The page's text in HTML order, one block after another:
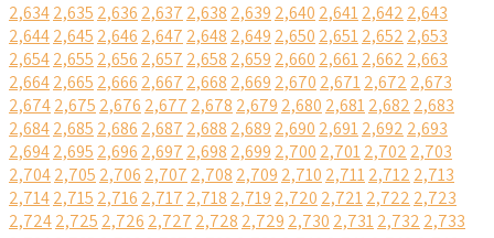
2,6342,635 2,636 2,637 2,638 2,639 2,640 2,6412,642 2,643
2,6442,645 2,646 2,647 2,648 2,649 2,650 2,6512,652 2,653
2,6542,655 2,656 2,657 2,658 2,659 2,660 2,6612,662 2,663
2,6642,665 2,666 2,667 2,668 2,669 2,670 2,6712,672 2,673
2,6742,675 2,676 2,677 2,678 2,679 2,680 2,6812,682 2,683
2,6842,685 2,686 2,687 2,688 2,689 2,690 2,6912,692 2,693
2,6942,695 2,696 2,697 2,698 2,699 2,700 2,7012,702 2,703
2,7042,705 2,706 2,707 2,708 2,709 2,710 2,7112,712 2,713
2,7142,715 2,716 2,717 2,718 2,719 2,720 2,7212,722 2,723
2,7242,725 2,726 2,727 2,728 2,729 2,730 2,7312,732 2,733